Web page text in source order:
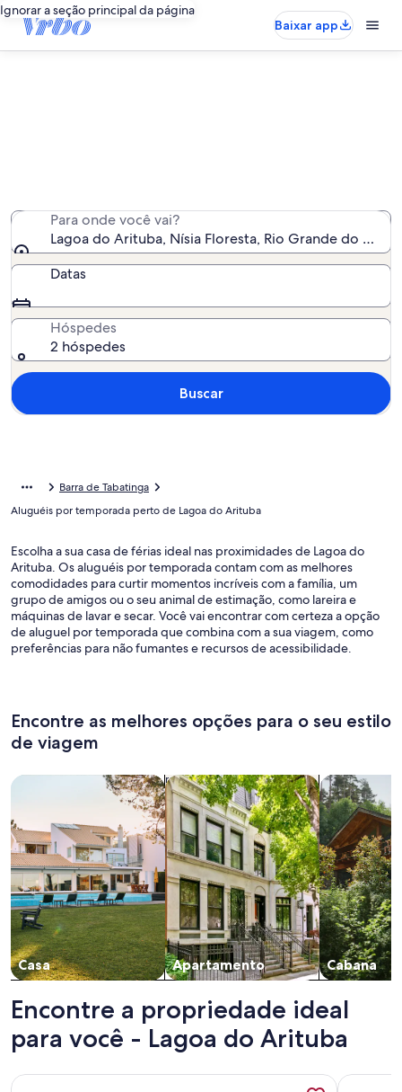
Ignorar a seção principal da página
Baixar app
Para onde você vai?
Lagoa do Arituba, Nísia Floresta, Rio Grande do
Datas
Hóspedes
2 hóspedes
Buscar
Barra de Tabatinga
Aluguéis por temporada perto de Lagoa do Arituba
Escolha a sua casa de férias ideal nas proximidades de Lagoa do
Arituba. Os aluguéis por temporada contam com as melhores
comodidades para curtir momentos incríveis com a família, um
grupo de amigos ou o seu animal de estimação, como lareira e
máquinas de lavar e secar. Você vai encontrar com certeza a opção
de aluguel por temporada que combina com a sua viagem, como
preferências para não fumantes e recursos de acessibilidade.
Encontre as melhores opções para o seu estilo
de viagem
Casa
Busque casas
Apartamento
Busque apartamentos
Cabana
buscar
Encontre a propriedade ideal
para você - Lagoa do Arituba
Mais informações sobre VILAMAR CASA SIBAUMAMais